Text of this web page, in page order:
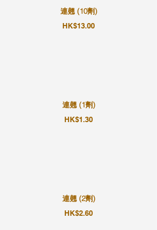
連翹 (10劑)
HK$13.00
連翹 (1劑)
HK$1.30
連翹 (2劑)
HK$2.60